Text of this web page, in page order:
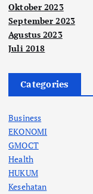
Oktober 2023
September 2023
Agustus 2023
Juli 2018
Categories
Business
EKONOMI
GMOCT
Health
HUKUM
Kesehatan